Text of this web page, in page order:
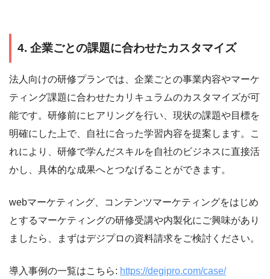
4. 企業ごとの課題に合わせたカスタマイズ
法人向けの研修プランでは、企業ごとの事業内容やマーケ
ティング課題に合わせたカリキュラムのカスタマイズが可
能です。研修前にヒアリングを行い、現状の課題や目標を
明確にした上で、自社に合った学習内容を提案します。こ
れにより、研修で学んだスキルを自社のビジネスに直接活
かし、具体的な成果へとつなげることができます。
webマーケティング、コンテンツマーケティングをはじめ
とするマーケティングの研修受講や内製化にご興味があり
ましたら、まずはデジプロの資料請求をご検討ください。
導入事例の一覧はこちら: https://degipro.com/case/